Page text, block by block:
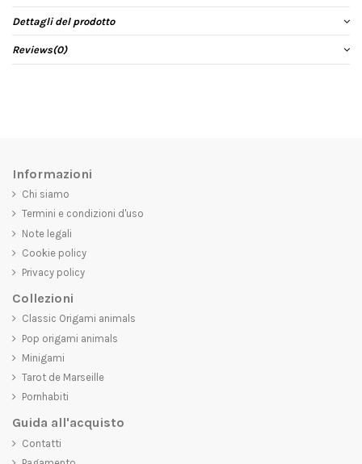
Dettagli del prodotto
Reviews(0)
Informazioni
Chi siamo
Termini e condizioni d'uso
Note legali
Cookie policy
Privacy policy
Collezioni
Classic Origami animals
Pop origami animals
Minigami
Tarot de Marseille
Pornhabiti
Guida all'acquisto
Contatti